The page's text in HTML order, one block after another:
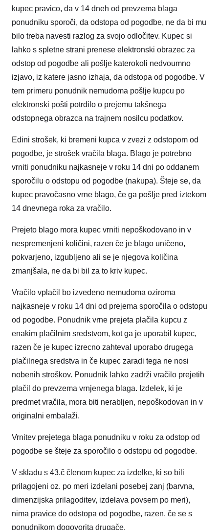
kupec pravico, da v 14 dneh od prevzema blaga
ponudniku sporoči, da odstopa od pogodbe, ne da bi mu
bilo treba navesti razlog za svojo odločitev. Kupec si
lahko s spletne strani prenese elektronski obrazec za
odstop od pogodbe ali pošlje katerokoli nedvoumno
izjavo, iz katere jasno izhaja, da odstopa od pogodbe. V
tem primeru ponudnik nemudoma pošlje kupcu po
elektronski pošti potrdilo o prejemu takšnega
odstopnega obrazca na trajnem nosilcu podatkov.
Edini strošek, ki bremeni kupca v zvezi z odstopom od
pogodbe, je strošek vračila blaga. Blago je potrebno
vrniti ponudniku najkasneje v roku 14 dni po oddanem
sporočilu o odstopu od pogodbe (nakupa). Šteje se, da
kupec pravočasno vrne blago, če ga pošlje pred iztekom
14 dnevnega roka za vračilo.
Prejeto blago mora kupec vrniti nepoškodovano in v
nespremenjeni količini, razen če je blago uničeno,
pokvarjeno, izgubljeno ali se je njegova količina
zmanjšala, ne da bi bil za to kriv kupec.
Vračilo vplačil bo izvedeno nemudoma oziroma
najkasneje v roku 14 dni od prejema sporočila o odstopu
od pogodbe. Ponudnik vrne prejeta plačila kupcu z
enakim plačilnim sredstvom, kot ga je uporabil kupec,
razen če je kupec izrecno zahteval uporabo drugega
plačilnega sredstva in če kupec zaradi tega ne nosi
nobenih stroškov. Ponudnik lahko zadrži vračilo prejetih
plačil do prevzema vrnjenega blaga. Izdelek, ki je
predmet vračila, mora biti nerabljen, nepoškodovan in v
originalni embalaži.
Vrnitev prejetega blaga ponudniku v roku za odstop od
pogodbe se šteje za sporočilo o odstopu od pogodbe.
V skladu s 43.č členom kupec za izdelke, ki so bili
prilagojeni oz. po meri izdelani posebej zanj (barvna,
dimenzijska prilagoditev, izdelava povsem po meri),
nima pravice do odstopa od pogodbe, razen, če se s
ponudnikom dogovorita drugače.